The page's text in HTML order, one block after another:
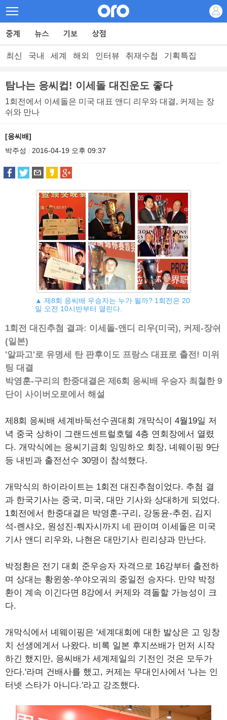
최신 국내 세계 해외 인터뷰 취재수첩 기획특집
탐나는 응씨컵! 이세돌 대진운도 좋다
1회전에서 이세돌은 미국 대표 앤디 리우와 대결, 커제는 장
쉬와 만나
[응씨배]
박주성
2016-04-19 오후 09:37
▲ 제8회 응씨배 우승자는 누가 될까? 1회전은 20
일 오전 10시반부터 열린다.
1회전 대진추첨 결과: 이세돌-앤디 리우(미국), 커제-장쉬
(일본)
'알파고'로 유명세 탄 판후이도 프랑스 대표로 출전! 미위
팅 대결
박영훈-구리의 한중대결은 제6회 응씨배 우승자 최철한 9
단이 사이버오로에서 해설
제8회 응씨배 세계바둑선수권대회 개막식이 4월19일 저
녁 중국 상하이 그랜드센트럴호텔 4층 연회장에서 열렸
다. 개막식에는 응씨기금회 잉밍하오 회장, 녜웨이핑 9단
등 내빈과 출전선수 30명이 참석했다.
개막식의 하이라이트는 1회전 대진추첨이었다. 추첨 결
과 한국기사는 중국, 미국, 대만 기사와 상대하게 되었다.
1회전에서 한중대결은 박영훈-구리, 강동윤-추쥔, 김지
석-롄샤오, 원성진-퉈자시까지 네 판이며 이세돌은 미국
기사 앤디 리우와, 나현은 대만기사 린리샹과 만난다.
박정환은 전기 대회 준우승자 자격으로 16강부터 출전하
며 상대는 황윈쑹-쑤야오궈의 중일전 승자다. 만약 박정
환이 계속 이긴다면 8강에서 커제와 격돌할 가능성이 크
다.
개막식에서 녜웨이핑은 '세계대회에 대한 발상은 고 잉창
치 선생에게서 나왔다. 비록 일본 후지쓰배가 먼저 시작
하긴 했지만, 응씨배가 세계제일의 기전인 것은 모두가
안다.'라며 건배사를 했고, 커제는 무대인사에서 '나는 인
터넷 스타가 아니다.'라고 강조했다.